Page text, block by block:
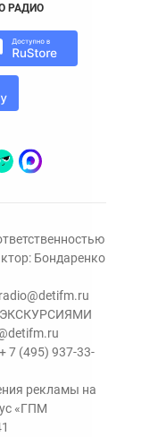
РАДИО
Бондаренко
radio@detifm.ru
ЭКСКУРСИЯМИ
+ 7 (495) 937-33-
рекламы на
«ГПМ